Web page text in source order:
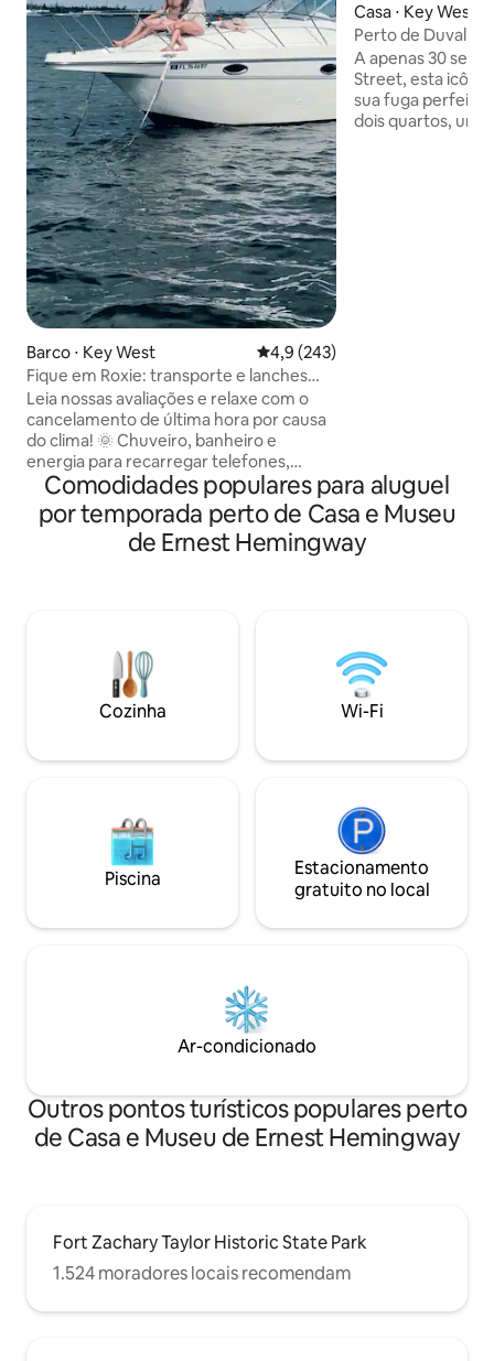
Barco ⋅ Key West 4,9 de uma avaliação média de
4,9 (243)
Fique em Roxie: transporte e lanches
grátis, traga sua bebida
Leia nossas avaliações e relaxe com o
cancelamento de última hora por causa
do clima! 🌞 Chuveiro, banheiro e
energia para recarregar telefones,
celular completo. Desfrute de uma ou
duas noites tranquilas na água!
Estacionamento gratuito e um
transporte de ida e volta gratuito
alguma coisa! Roxie tem uma Keurig,
cápsulas de café, pão, geleia de
manteiga de amendoim e água
engarrafada. Não é permitido cozinhar,
cerveja/bebidas/vinho. 🛥️🌴🎣
Casa ⋅ Key West
Perto de Duval:
hidromassagem,
privilegiada
A apenas 30
Street, esta
sua fuga perfeita
dois quartos, um
Comodidades populares para aluguel
por temporada perto de Casa e Museu
de Ernest Hemingway
Cozinha Wi-Fi
Piscina
Estacionamento
gratuito no local
Ar-condicionado
Outros pontos turísticos populares perto
de Casa e Museu de Ernest Hemingway
Fort Zachary Taylor Historic State Park
1.524 moradores locais recomendam